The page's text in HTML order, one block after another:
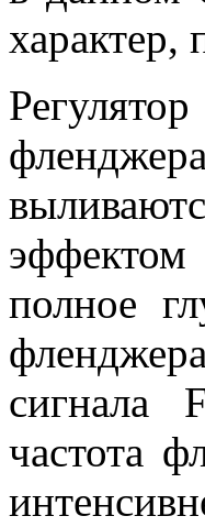
полное
сигнала
частота